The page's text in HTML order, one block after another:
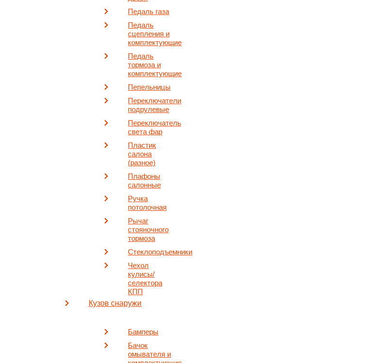
Педаль газа
Педаль
сцепления и
комплектующие
Педаль
тормоза и
комплектующие
Пепельницы
Переключатели
подрулевые
Переключатель
света фар
Пластик
салона
(разное)
Плафоны
салонные
Ручка
потолочная
Рычаг
стояночного
тормоза
Стеклоподъемники
Чехол
кулисы/
селектора
КПП
Кузов снаружи
Бамперы
Бачок
омывателя и